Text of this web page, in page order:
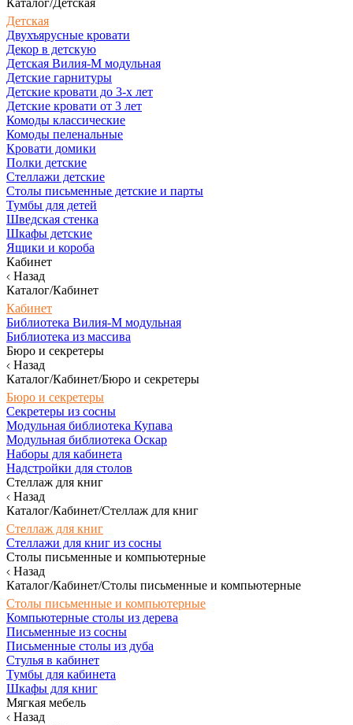
Каталог/Детская
Детская
Двухъярусные кровати
Декор в детскую
Детская Вилия-М модульная
Детские гарнитуры
Детские кровати до 3-х лет
Детские кровати от 3 лет
Комоды классические
Комоды пеленальные
Кровати домики
Полки детские
Стеллажи детские
Столы письменные детские и парты
Тумбы для детей
Шведская стенка
Шкафы детские
Ящики и короба
Кабинет
Назад
Каталог/Кабинет
Кабинет
Библиотека Вилия-М модульная
Библиотека из массива
Бюро и секретеры
Назад
Каталог/Кабинет/Бюро и секретеры
Бюро и секретеры
Секретеры из сосны
Модульная библиотека Купава
Модульная библиотека Оскар
Наборы для кабинета
Надстройки для столов
Стеллаж для книг
Назад
Каталог/Кабинет/Стеллаж для книг
Стеллаж для книг
Стеллажи для книг из сосны
Столы письменные и компьютерные
Назад
Каталог/Кабинет/Столы письменные и компьютерные
Столы письменные и компьютерные
Компьютерные столы из дерева
Письменные из сосны
Письменные столы из дуба
Стулья в кабинет
Тумбы для кабинета
Шкафы для книг
Мягкая мебель
Назад